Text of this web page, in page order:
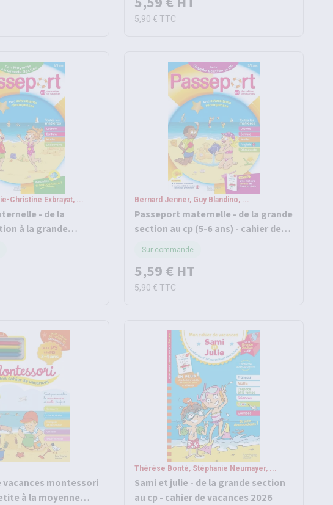
5,90 € TTC
Christine Exbrayat, ...
- de la
à la grande
- cahier de
Bernard Jenner, Guy Blandino, ...
Passeport maternelle - de la grande
section au cp (5-6 ans) - cahier de
vacances 2026
Sur commande
5,59 € HT
5,90 € TTC
vacances montessori
à la moyenne
Thérèse Bonté, Stéphanie Neumayer, ...
Sami et julie - de la grande section
au cp - cahier de vacances 2026